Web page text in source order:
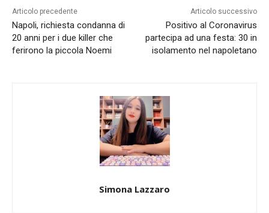
Articolo precedente
Napoli, richiesta condanna di
20 anni per i due killer che
ferirono la piccola Noemi
Articolo successivo
Positivo al Coronavirus
partecipa ad una festa: 30 in
isolamento nel napoletano
Simona Lazzaro